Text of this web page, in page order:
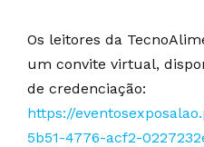
Os leitores da
um convite virtual,
de credenciação:
https://
5b51-4776-acf2-